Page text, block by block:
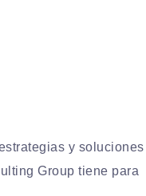
y soluciones
Group tiene para